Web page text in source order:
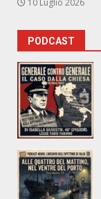
PODCAST